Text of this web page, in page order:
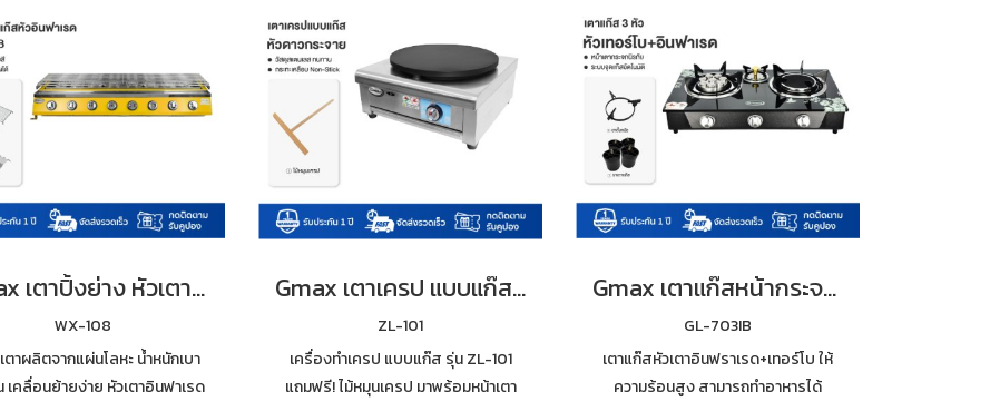
Gmax เตาปิ้งย่าง หัวเตาอินฟราเรด เซรามิค 8 หัว รุ่น WX-108
WX-108
ตาผลิตจากแผ่นโลหะ น้ำหนักเบา
เคลื่อนย้ายง่าย หัวเตาอินฟาเรด
Gmax เตาเครป แบบแก๊ส รุ่น ZL-101 หน้าเตา 15 นิ้ว
ZL-101
เครื่องทำเครป แบบแก๊ส รุ่น ZL-101
แถมฟรี! ไม้หมุนเครป มาพร้อมหน้าเตา
Gmax เตาแก๊สหน้ากระจก 3 หัว หัวเตาผสม รุ่น GL-703IB
GL-703IB
เตาแก๊สหัวเตาอินฟราเรด+เทอร์โบ ให้
ความร้อนสูง สามารถทำอาหารได้